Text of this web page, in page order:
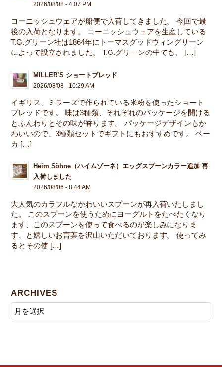
2026/08/08 - 4:07 PM
コーニッシュウェアが船便で入荷してきました。 今回で最
後の入荷となります。 コーニッシュウェアを生産している
T.G.グリーン社は1864年にトーマスグッドウィングリーン
によって設立されました。 T.G.グリーンの中でも、 […]
MILLER’S ショートブレッド
2026/08/08 - 10:29 AM
イギリス、ミラーズで作られている米粉を使ったショート
ブレッドです。 味は3種類、それぞれのパッケージを開ける
とふんわりとその味が香ります。 パッケージデザインもか
わいいので、3種類セットでギフトにもおすすめです。 ベー
カ […]
Heim Söhne（ハイムゾーネ）エッグスプーンカラー追加 再
入荷しました
2026/08/06 - 8:44 AM
大人気のカラフルなかわいいスプーンが再入荷いたしまし
た。 このスプーンを使うためにヨーグルトをたべたくなり
ます、このスプーンを使って食べるのが楽しみになりま
す、と嬉しいお言葉を沢山いただいております。 使ってみ
るとその使 […]
ARCHIVES